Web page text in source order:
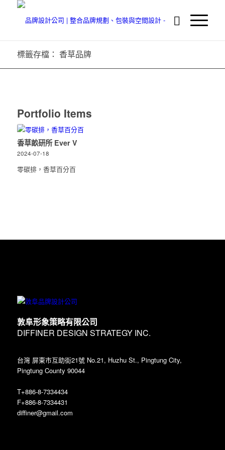
標籤存檔： 香草品牌
Portfolio Items
香草畝研所 Ever V
2024-07-18
零碳排，香草百分百
敦阜形象策略有限公司
DIFFINER DESIGN STRATEGY INC.
台灣 屏東市互助街21號 No.21, Huzhu St., Pingtung City,
Pingtung County 90044
T+886-8-7334434
F+886-8-7334431
diffiner@gmail.com